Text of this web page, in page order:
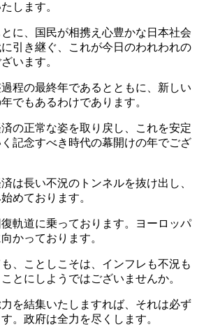
します。
に、国民が相携え心豊かな日本社会
引き継ぐ、これが今日のわれわれの
います。
程の最終年であるとともに、新しい
でもあるわけであります。
の正常な姿を取り戻し、これを安定
記念すべき時代の幕開けの年でござ
は長い不況のトンネルを抜け出し、
めております。
軌道に乗っております。ヨーロッパ
かっております。
、ことしこそは、インフレも不況も
とにしようではございませんか。
を結集いたしますれば、それは必ず
。政府は全力を尽くします。